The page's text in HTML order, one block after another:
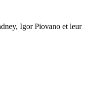
Igor Piovano et leur